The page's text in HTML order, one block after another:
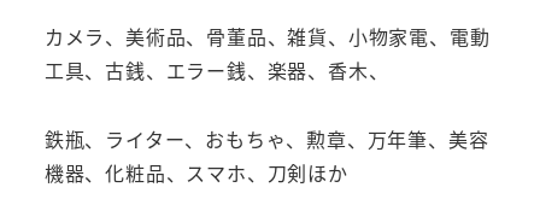
カメラ、美術品、骨董品、雑貨、小物家電、電動
工具、古銭、エラー銭、楽器、香木、
鉄瓶、ライター、おもちゃ、勲章、万年筆、美容
機器、化粧品、スマホ、刀剣ほか